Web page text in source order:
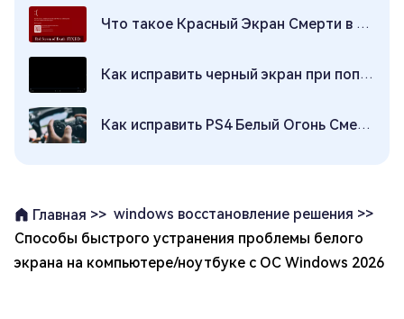
Что такое Красный Экран Смерти в Windows 10 и как его Исправить
Как исправить черный экран при попытке воспроизведения видео?
Как исправить PS4 Белый Огонь Смерти 2026?
Главная >> windows восстановление решения >>
Способы быстрого устранения проблемы белого
экрана на компьютере/ноутбуке с ОС Windows 2026